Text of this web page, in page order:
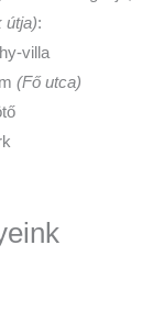
útja):
villa
(Fő utca)